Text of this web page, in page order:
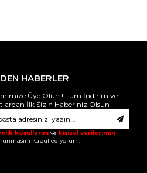
HABERLER
Üye Olun ! Tüm İndirim ve
İlk Sizin Haberiniz Olsun !
koşullarını ve kişisel verilerimin
kabul ediyorum.